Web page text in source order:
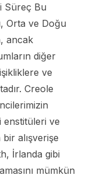
Süreç Bu
Orta ve Doğu
ancak
diğer
ve
Creole
ve
alışverişe
İrlanda gibi
mümkün